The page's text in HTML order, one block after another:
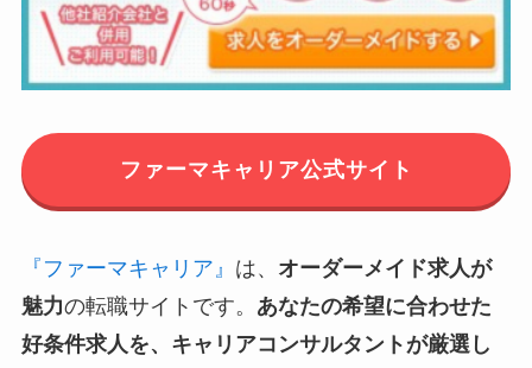
ファーマキャリア公式サイト
『ファーマキャリア』 は、 オーダーメイド求人が
魅力の転職サイトです。 あなたの希望に合わせた
好条件求人を、キャリアコンサルタントが厳選し